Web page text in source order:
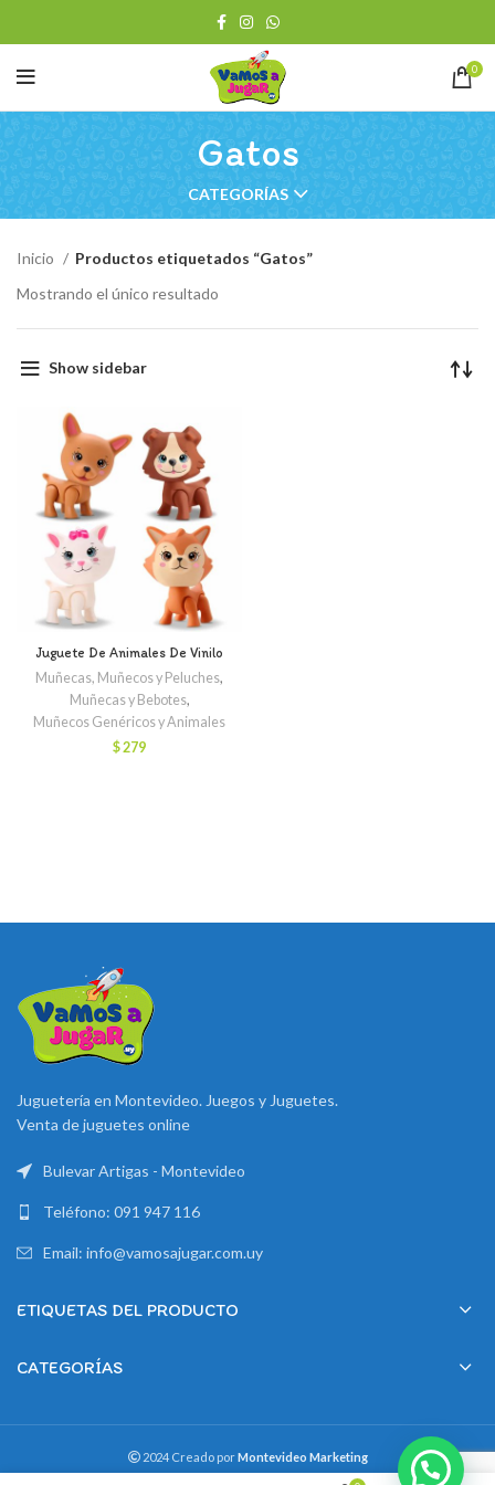
0
Gatos
CATEGORÍAS
Inicio
Productos etiquetados “Gatos”
Mostrando el único resultado
Show sidebar
Juguete De Animales De Vinilo
Muñecas, Muñecos y Peluches,
Muñecas y Bebotes,
Muñecos Genéricos y Animales
$279
Juguetería en Montevideo. Juegos y Juguetes.
Venta de juguetes online
Bulevar Artigas - Montevideo
Teléfono: 091 947 116
Email: info@vamosajugar.com.uy
ETIQUETAS DEL PRODUCTO
CATEGORÍAS
2024 Creado porMontevideo Marketing